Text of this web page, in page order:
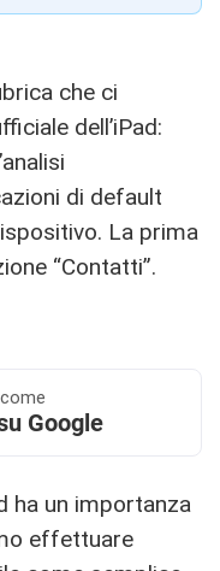
che ci
dell’iPad:
di default
La prima
“Contatti”.
Google
ha un importanza
effettuare